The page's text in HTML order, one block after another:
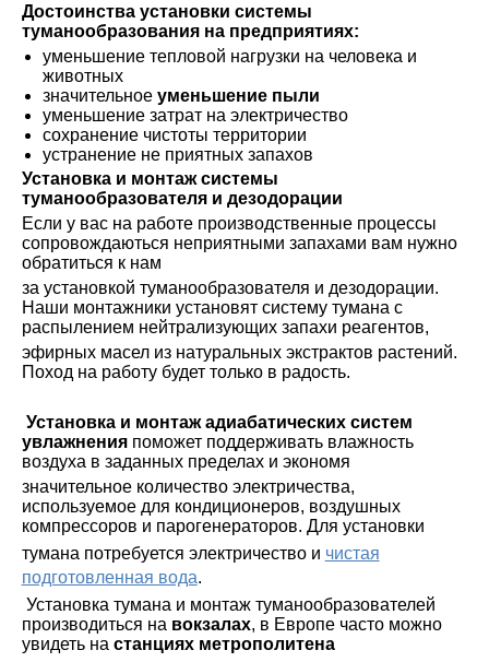
Достоинства установки системы
туманообразования на предприятиях:
уменьшение тепловой нагрузки на человека и
животных
значительное уменьшение пыли
уменьшение затрат на электричество
сохранение чистоты территории
устранение не приятных запахов
Установка и монтаж системы
туманообразователя и дезодорации
Если у вас на работе производственные процессы
сопровождаються неприятными запахами вам нужно
обратиться к нам
за установкой туманообразователя и дезодорации.
Наши монтажники установят систему тумана с
распылением нейтрализующих запахи реагентов,
эфирных масел из натуральных экстрактов растений.
Поход на работу будет только в радость.
Установка и монтаж адиабатических систем
увлажненияпоможет поддерживать влажность
воздуха в заданных пределах и экономя
значительное количество электричества,
используемое для кондиционеров, воздушных
компрессоров и парогенераторов. Для установки
тумана потребуется электричество и чистая
подготовленная вода.
Установка тумана и монтаж туманообразователей
производиться на вокзалах, в Европе часто можно
увидеть на станциях метрополитена